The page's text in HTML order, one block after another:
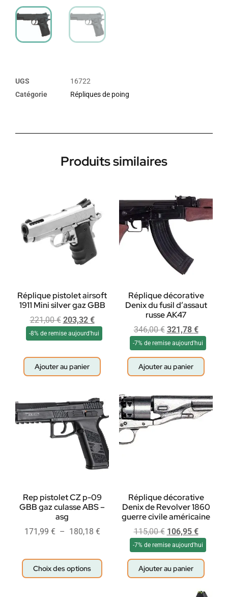
UGS
16722
Catégorie
Répliques de poing
Produits similaires
Réplique pistolet airsoft
1911 Mini silver gaz GBB
221,00€ 203,32 €
-8% de remise aujourd'hui
Ajouter au panier
Réplique décorative
Denix du fusil d’assaut
russe AK47
346,00€ 321,78 €
-7% de remise aujourd'hui
Ajouter au panier
Rep pistolet CZ p-09
GBB gaz culasse ABS –
asg
171,99 € – 180,18 €
Choix des options
Réplique décorative
Denix de Revolver 1860
guerre civile américaine
115,00€ 106,95 €
-7% de remise aujourd'hui
Ajouter au panier